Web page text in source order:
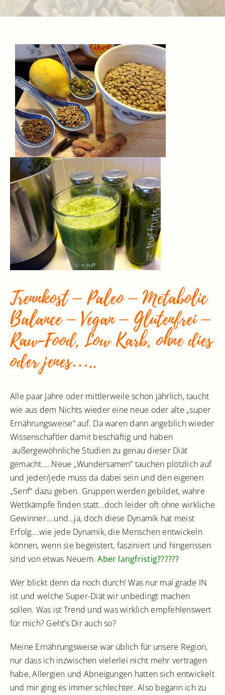
Trennkost – Paleo – Metabolic
Balance – Vegan – Glutenfrei –
Raw-Food, Low Karb, ohne dies
oder jenes…..
Alle paar Jahre oder mittlerweile schon jährlich, taucht
wie aus dem Nichts wieder eine neue oder alte „super
Ernährungsweise“ auf. Da waren dann angeblich wieder
Wissenschaftler damit beschäftig und haben
außergewöhnliche Studien zu genau dieser Diät
gemacht…..Neue „Wundersamen“ tauchen plötzlich auf
und jeder/jede muss da dabei sein und den eigenen
„Senf“ dazu geben. Gruppen werden gebildet, wahre
Wettkämpfe finden statt…doch leider oft ohne wirkliche
Gewinner….und…ja, doch diese Dynamik hat meist
Erfolg….wie jede Dynamik, die Menschen entwickeln
können, wenn sie begeistert, fasziniert und hingerissen
sind von etwas Neuem.Aber langfristig??????
Wer blickt denn da noch durch! Was nur mal grade IN
ist und welche Super-Diät wir unbedingt machen
sollen. Was ist Trend und was wirklich empfehlenswert
für mich? Geht’s Dir auch so?
Meine Ernährungsweise war üblich für unsere Region,
nur dass ich inzwischen vielerlei nicht mehr vertragen
habe, Allergien und Abneigungen hatten sich entwickelt
und mir ging es immer schlechter. Also begann ich zu